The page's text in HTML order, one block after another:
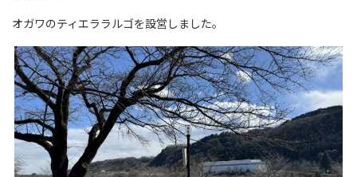
オガワのティエララルゴを設営しました。